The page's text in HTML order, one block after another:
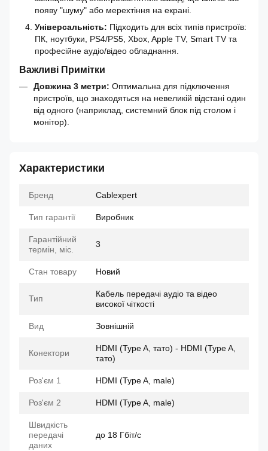
появу "шуму" або мерехтіння на екрані.
Універсальність: Підходить для всіх типів пристроїв:
ПК, ноутбуки, PS4/PS5, Xbox, Apple TV, Smart TV та
професійне аудіо/відео обладнання.
Важливі Примітки
Довжина 3 метри: Оптимальна для підключення
пристроїв, що знаходяться на невеликій відстані один
від одного (наприклад, системний блок під столом і
монітор).
Характеристики
Бренд Cablexpert
Тип гарантії Виробник
Гарантійний
термін, міс.
3
Стан товару Новий
Тип
Кабель передачі аудіо та відео
високої чіткості
Вид Зовнішній
Конектори
HDMI (Type A, тато) - HDMI (Type A,
тато)
Роз'єм 1 HDMI (Type A, male)
Роз'єм 2 HDMI (Type A, male)
Швидкість
передачі
даних
до 18 Гбіт/с